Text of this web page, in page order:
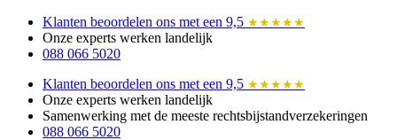
naar
Klanten beoordelen ons met een 9,5 ★★★★★
Onze experts werken landelijk
088 066 5020
Klanten beoordelen ons met een 9,5 ★★★★★
Onze experts werken landelijk
Samenwerking met de meeste rechtsbijstandverzekeringen
088 066 5020